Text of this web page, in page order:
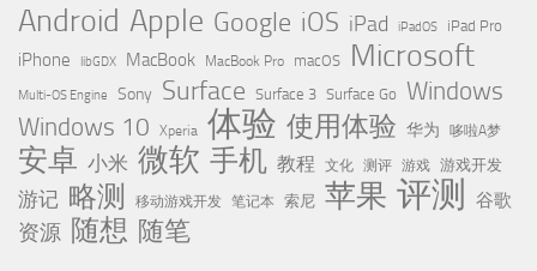
Android Apple Google iOS iPad iPadOS iPad Pro
iPhone libGDX MacBook MacBook Pro macOS Microsoft
Multi-OS Engine Sony Surface Surface 3 Surface Go Windows
Windows 10 Xperia 体验 使用体验 华为 哆啦A梦
安卓 小米 微软 手机 教程 文化 测评 游戏 游戏开发
游记 略测 移动游戏开发 笔记本 索尼 苹果 评测 谷歌
资源 随想 随笔